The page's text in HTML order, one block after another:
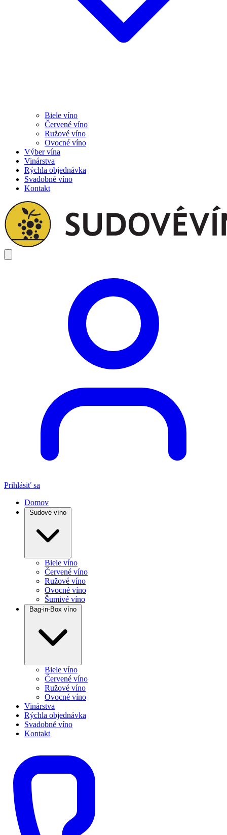
Biele víno
Červené víno
Ružové víno
Ovocné víno
Výber vína
Vinárstva
Rýchla objednávka
Svadobné víno
Kontakt
Prihlásiť sa
Domov
Sudové víno
Biele víno
Červené víno
Ružové víno
Ovocné víno
Šumivé víno
Bag-in-Box víno
Biele víno
Červené víno
Ružové víno
Ovocné víno
Vinárstva
Rýchla objednávka
Svadobné víno
Kontakt